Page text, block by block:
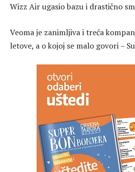
Wizz Air ugasio bazu i drastično
Veoma je zanimljiva i treća
letove, a o kojoj se malo govori –